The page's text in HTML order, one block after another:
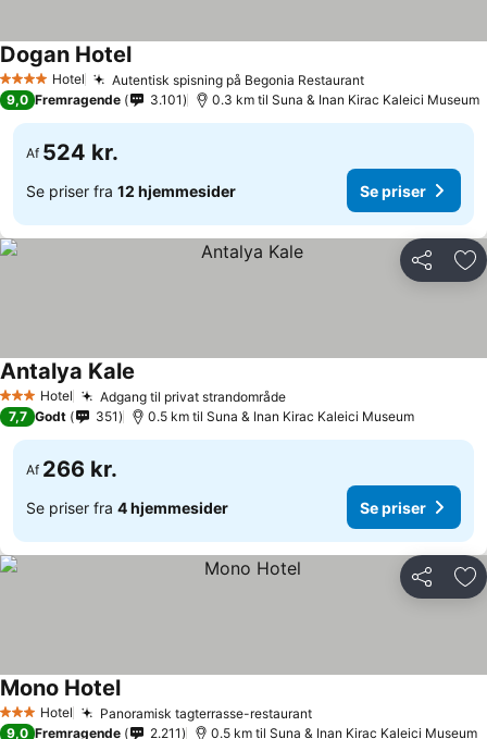
4 StjernerHotel Autentisk spisning på Begonia Restaurant
Dogan Hotel
9,0 Fremragende 3.101 0.3 km til Suna & Inan Kirac Kaleici Museum
Af 524 kr.
Se priser fra 12 hjemmesider Se priser
Del
3 StjernerHotel Adgang til privat strandområde
Antalya Kale
7,7 Godt 351 0.5 km til Suna & Inan Kirac Kaleici Museum
Af 266 kr.
Se priser fra 4 hjemmesider Se priser
Del
3 StjernerHotel Panoramisk tagterrasse-restaurant
Mono Hotel
9,0 Fremragende 2.211 0.5 km til Suna & Inan Kirac Kaleici Museum